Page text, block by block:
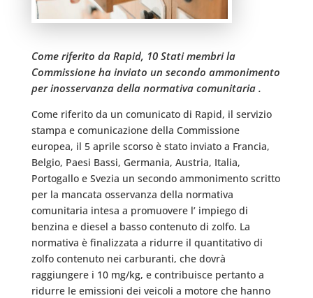
Come riferito da Rapid, 10 Stati membri la
Commissione ha inviato un secondo ammonimento
per inosservanza della normativa comunitaria .
Come riferito da un comunicato di Rapid, il servizio
stampa e comunicazione della Commissione
europea, il 5 aprile scorso è stato inviato a Francia,
Belgio, Paesi Bassi, Germania, Austria, Italia,
Portogallo e Svezia un secondo ammonimento scritto
per la mancata osservanza della normativa
comunitaria intesa a promuovere l’ impiego di
benzina e diesel a basso contenuto di zolfo. La
normativa è finalizzata a ridurre il quantitativo di
zolfo contenuto nei carburanti, che dovrà
raggiungere i 10 mg/kg, e contribuisce pertanto a
ridurre le emissioni dei veicoli a motore che hanno